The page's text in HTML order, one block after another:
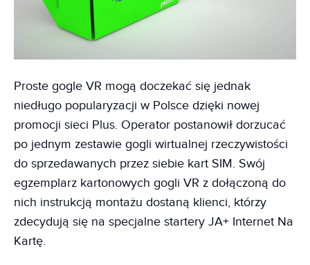
Proste gogle VR mogą doczekać się jednak
niedługo popularyzacji w Polsce dzięki nowej
promocji sieci Plus. Operator postanowił dorzucać
po jednym zestawie gogli wirtualnej rzeczywistości
do sprzedawanych przez siebie kart SIM. Swój
egzemplarz kartonowych gogli VR z dołączoną do
nich instrukcją montażu dostaną klienci, którzy
zdecydują się na specjalne startery JA+ Internet Na
Kartę.